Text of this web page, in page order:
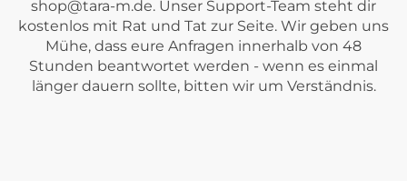
shop@tara-m.de. Unser Support-Team steht dir
kostenlos mit Rat und Tat zur Seite. Wir geben uns
Mühe, dass eure Anfragen innerhalb von 48
Stunden beantwortet werden - wenn es einmal
länger dauern sollte, bitten wir um Verständnis.